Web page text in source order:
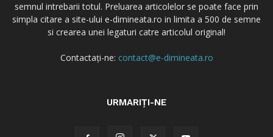
semnul intrebarii totul. Preluarea articolelor se poate face prin
simpla citare a site-ului e-dimineata.ro in limita a 500 de semne
si crearea unei legaturi catre articolul original!
Contactați-ne: contact@e-dimineata.ro
URMARIȚI-NE